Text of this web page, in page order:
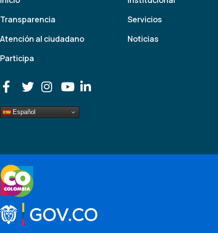
Transparencia
Atención al ciudadano
Participa
Servicios
Noticias
Español